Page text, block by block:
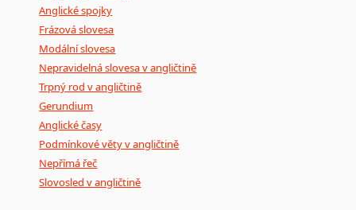
Anglické spojky
Frázová slovesa
Modální slovesa
Nepravidelná slovesa v angličtině
Trpný rod v angličtině
Gerundium
Anglické časy
Podmínkové věty v angličtině
Nepřímá řeč
Slovosled v angličtině